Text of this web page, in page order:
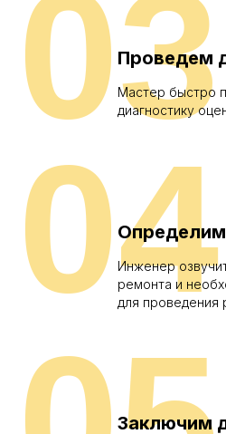
Проведем
Мастер быстро
диагностику
03
Инженер
ремонта и
для проведения
04
Заключим